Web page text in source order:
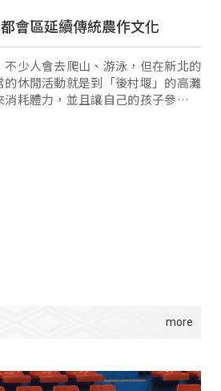
會區延續傳統農作文化
少人會去爬山、游泳，但在新北的
休閒活動就是到「後村堰」的高灘
耗體力，並且讓自己的孩子參與農
子，也能有親近土地的機會、及認